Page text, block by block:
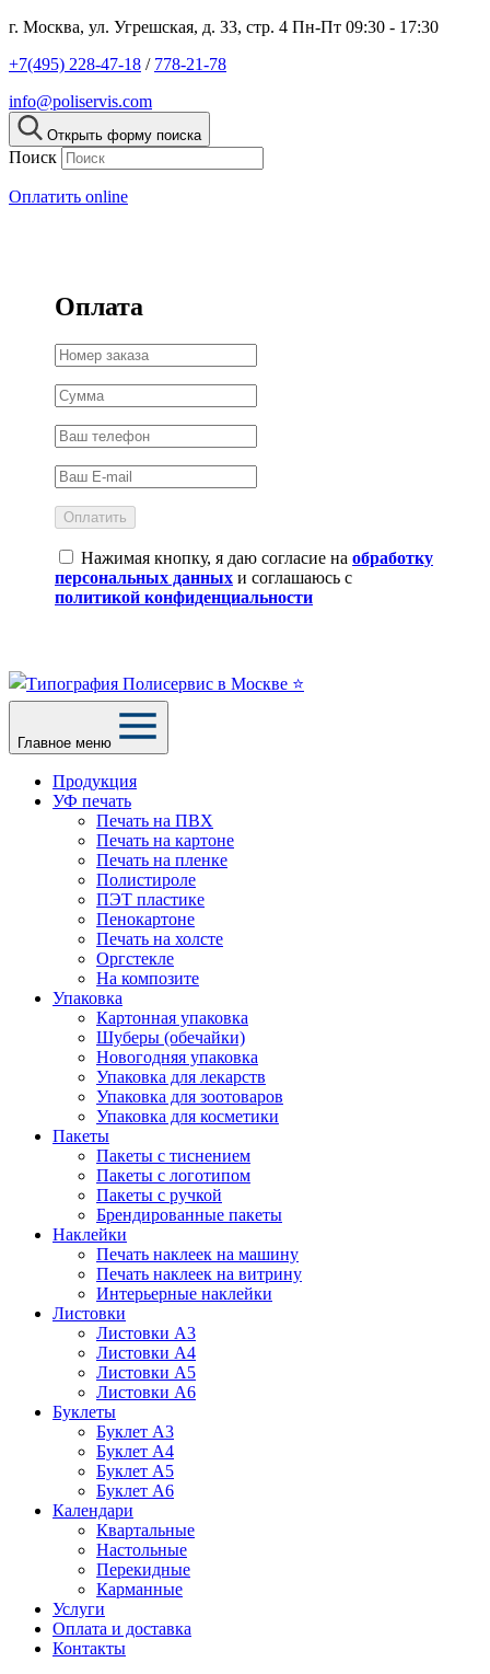
г. Москва, ул. Угрешская, д. 33, стр. 4 Пн-Пт 09:30 - 17:30
+7(495) 228-47-18 / 778-21-78
info@poliservis.com
Открыть форму поиска
Поиск
Оплатить online
Оплата
Оплатить
Нажимая кнопку, я даю согласие на обработку
персональных данных и соглашаюсь с
политикой конфиденциальности
Главное меню
Продукция
УФ печать
Печать на ПВХ
Печать на картоне
Печать на пленке
Полистироле
ПЭТ пластике
Пенокартоне
Печать на холсте
Оргстекле
На композите
Упаковка
Картонная упаковка
Шуберы (обечайки)
Новогодняя упаковка
Упаковка для лекарств
Упаковка для зоотоваров
Упаковка для косметики
Пакеты
Пакеты с тиснением
Пакеты с логотипом
Пакеты с ручкой
Брендированные пакеты
Наклейки
Печать наклеек на машину
Печать наклеек на витрину
Интерьерные наклейки
Листовки
Листовки А3
Листовки А4
Листовки А5
Листовки А6
Буклеты
Буклет А3
Буклет А4
Буклет А5
Буклет А6
Календари
Квартальные
Настольные
Перекидные
Карманные
Услуги
Оплата и доставка
Контакты